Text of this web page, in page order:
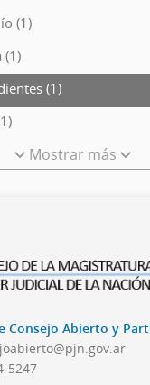
(1)
(1)
(1)
Mostrar más
Consejo Abierto y
5247